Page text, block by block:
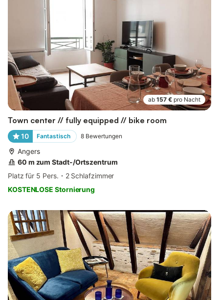
ab 157 € pro Nacht
Town center // fully equipped // bike room
10 Fantastisch 8 Bewertungen
Angers
60 m zum Stadt-/Ortszentrum
Platz für 5 Pers.
2 Schlafzimmer
KOSTENLOSE Stornierung